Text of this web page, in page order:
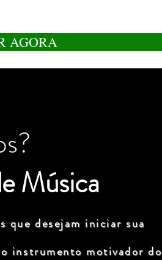
AGORA
Música
que desejam iniciar sua
instrumento motivador do